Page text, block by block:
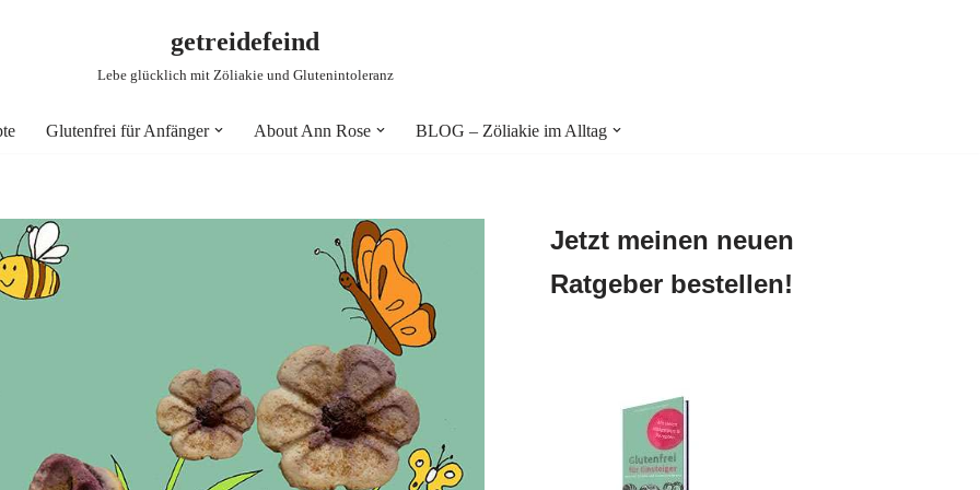
getreidefeind
Lebe glücklich mit Zöliakie und Glutenintoleranz
Glutenfrei für Anfänger About Ann Rose BLOG – Zöliakie im Alltag
Jetzt meinen neuen
Ratgeber bestellen!